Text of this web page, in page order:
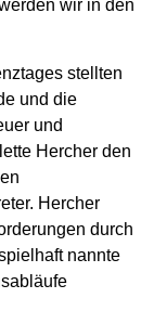
wir in den
stellten
und die
und
Hercher den
Hercher
durch
nannte